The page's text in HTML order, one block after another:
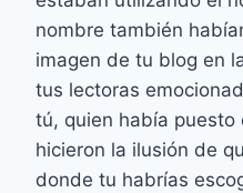
nombre también
imagen de tu blog en
tus lectoras
tú, quien había puesto
hicieron la ilusión de
donde tu habrías